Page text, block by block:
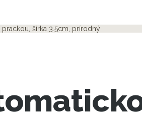
šírka 3.5cm, prírodný